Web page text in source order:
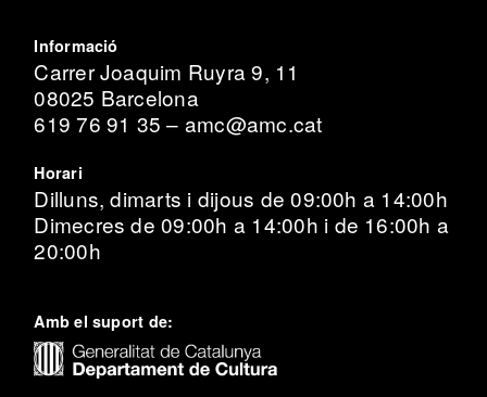
Informació
Carrer Joaquim Ruyra 9, 11
08025 Barcelona
619 76 91 35 – amc@amc.cat
Horari
Dilluns, dimarts i dijous de 09:00h a 14:00h
Dimecres de 09:00h a 14:00h i de 16:00h a
20:00h
Amb el suport de: